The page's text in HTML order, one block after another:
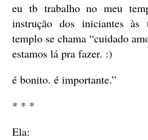
eu tb trabalho no meu
instrução dos iniciantes
templo se chama “cuidado
estamos lá pra fazer. :)
é bonito. é importante.”
* * *
Ela: